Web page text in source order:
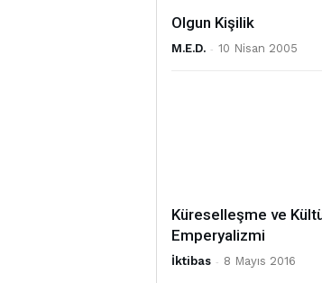
Olgun Kişilik
M.E.D. - 10 Nisan 2005
Küreselleşme ve
Emperyalizmi
İktibas - 8 Mayıs 2016